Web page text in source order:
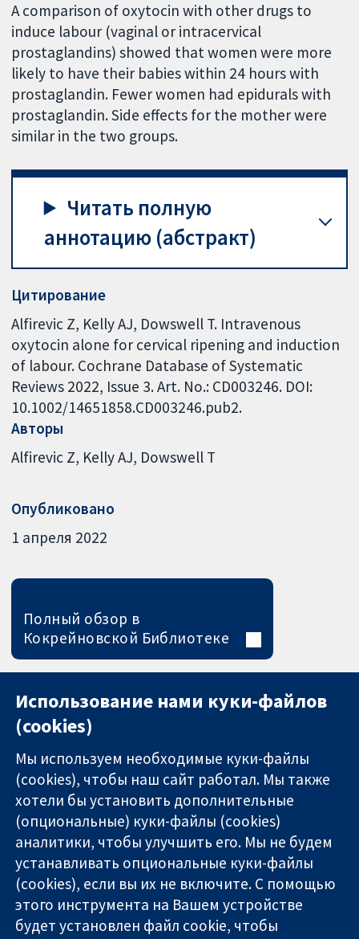
A comparison of oxytocin with other drugs to
induce labour (vaginal or intracervical
prostaglandins) showed that women were more
likely to have their babies within 24 hours with
prostaglandin. Fewer women had epidurals with
prostaglandin. Side effects for the mother were
similar in the two groups.
Читать полную
аннотацию (абстракт)
Цитирование
Alfirevic Z, Kelly AJ, Dowswell T. Intravenous
oxytocin alone for cervical ripening and induction
of labour. Cochrane Database of Systematic
Reviews 2022, Issue 3. Art. No.: CD003246. DOI:
10.1002/14651858.CD003246.pub2.
Авторы
Alfirevic Z Kelly AJ Dowswell T
Опубликовано
1 апреля 2022
Полный обзор в
Кокрейновской Библиотеке
Надёжные
доказательства
Информированные
11-13 Cavendish
Square
London
W1G 0AN
United Kingdom
Связаться с
нами
Новости
Пресс-
служба
Использование нами куки-файлов
(cookies)
Мы используем необходимые куки-файлы
(cookies), чтобы наш сайт работал. Мы также
хотели бы установить дополнительные
(опциональные) куки-файлы (cookies)
аналитики, чтобы улучшить его. Мы не будем
устанавливать опциональные куки-файлы
(cookies), если вы их не включите. С помощью
этого инструмента на Вашем устройстве
будет установлен файл cookie, чтобы